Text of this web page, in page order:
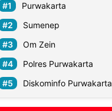
Purwakarta
Sumenep
Om Zein
Polres Purwakarta
Diskominfo Purwakarta